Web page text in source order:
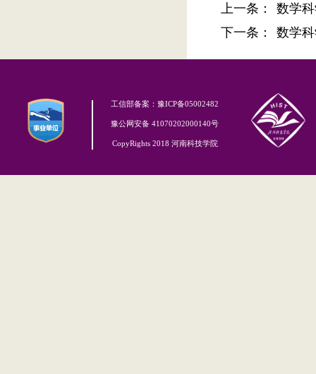
上一条：
数学
下一条：
数学
工信部备案：豫ICP备05002482
豫公网安备 41070202000140号
CopyRights 2018 河南科技学院